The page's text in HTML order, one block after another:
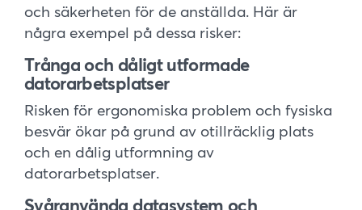
och säkerheten för de anställda. Här är
några exempel på dessa risker:
Trånga och dåligt utformade
datorarbetsplatser
Risken för ergonomiska problem och fysiska
besvär ökar på grund av otillräcklig plats
och en dålig utformning av
datorarbetsplatser.